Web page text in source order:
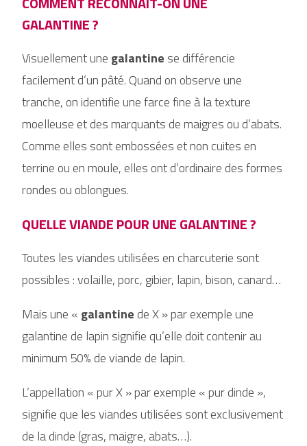
GALANTINE ?
Visuellement une galantine se différencie
facilement d’un pâté. Quand on observe une
tranche, on identifie une farce fine à la texture
moelleuse et des marquants de maigres ou d’abats.
Comme elles sont embossées et non cuites en
terrine ou en moule, elles ont d’ordinaire des formes
rondes ou oblongues.
QUELLE VIANDE POUR UNE GALANTINE ?
Toutes les viandes utilisées en charcuterie sont
possibles : volaille, porc, gibier, lapin, bison, canard…
Mais une « galantine de X » par exemple une
galantine de lapin signifie qu’elle doit contenir au
minimum 50% de viande de lapin.
L’appellation « pur X » par exemple « pur dinde »,
signifie que les viandes utilisées sont exclusivement
de la dinde (gras, maigre, abats…).